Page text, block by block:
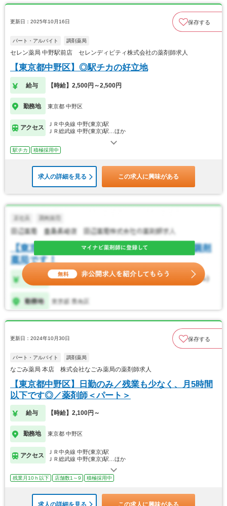
更新日：2025年10月16日 保存する
パート・アルバイト 調剤薬局
セレン薬局 中野駅前店 セレンディピティ株式会社の薬剤師求人
【東京都中野区】◎駅チカの好立地
給与 【時給】2,500円～2,500円
勤務地 東京都 中野区
アクセス
ＪＲ中央線 中野(東京)駅
ＪＲ総武線 中野(東京)駅…ほか
駅チカ 積極採用中
求人の詳細を見る この求人に興味がある
更新日：2024年10月30日 保存する
パート・アルバイト 調剤薬局
なごみ薬局 本店 株式会社なごみ薬局の薬剤師求人
【東京都中野区】日勤のみ／残業も少なく、月5時間
以下です◎／薬剤師＜パート＞
給与 【時給】2,100円～
勤務地 東京都 中野区
アクセス
ＪＲ中央線 中野(東京)駅
ＪＲ総武線 中野(東京)駅…ほか
残業月10ｈ以下 店舗数1～9 積極採用中
求人の詳細を見る この求人に興味がある